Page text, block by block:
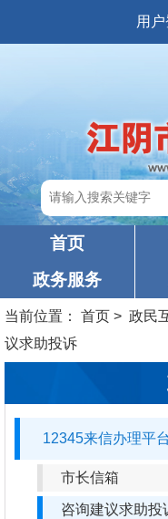
用
首页
政务服务
当前位置： 首页 > 政民
议求助投诉
12345来信办理平台
市长信箱
咨询建议求助投